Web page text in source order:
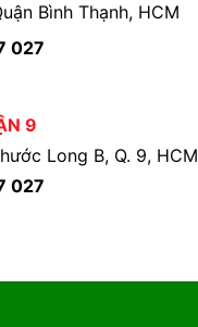
Bình Thạnh, HCM
027
9
Long B, Q. 9, HCM
027